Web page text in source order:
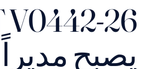
يصبح